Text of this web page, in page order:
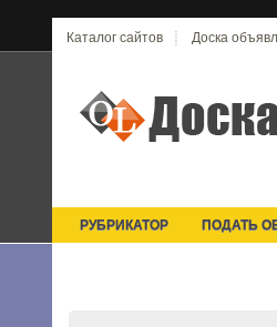
Каталог сайтов Доска
РУБРИКАТОР ПОДАТЬ